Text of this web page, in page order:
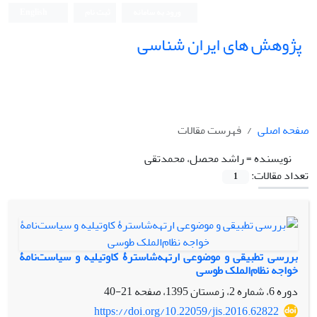
پژوهش های ایران شناسی
صفحه اصلی
فهرست مقالات
نویسنده =راشد محصل، محمدتقی
تعداد مقالات:
1
بررسی تطبیقی‌ و موضوعی ارتهه‌شاسترۀ کاوتیلیه و سیاست‌نامۀ
خواجه نظام‌الملک طوسی
دوره 6، شماره 2، زمستان 1395، صفحه
21-40
https://doi.org/10.22059/jis.2016.62822